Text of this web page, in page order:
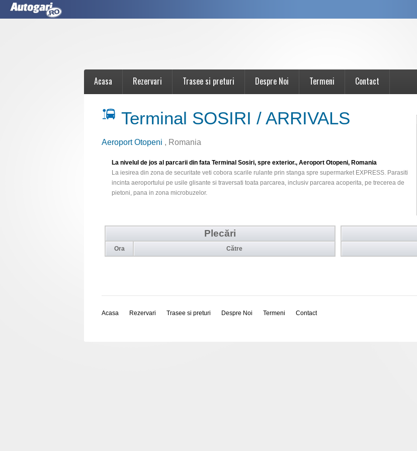
Acasa Rezervari Trasee si preturi Despre Noi Termeni Contact
Terminal SOSIRI / ARRIVALS
Aeroport Otopeni , Romania
La nivelul de jos al parcarii din fata Terminal Sosiri, spre exterior., Aeroport Otopeni, Romania
La iesirea din zona de securitate veti cobora scarile rulante prin stanga spre supermarket EXPRESS. Parasiti
incinta aeroportului pe usile glisante si traversati toata parcarea, inclusiv parcarea acoperita, pe trecerea de
pietoni, pana in zona microbuzelor.
Plecări
Ora Către
Acasa Rezervari Trasee si preturi Despre Noi Termeni Contact